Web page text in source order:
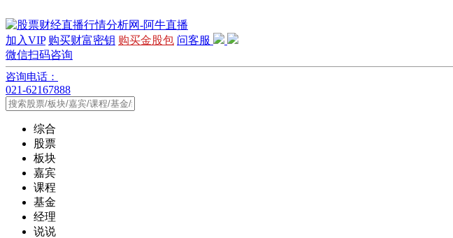
加入VIP 购买财富密钥 购买金股包 问客服
微信扫码咨询
咨询电话：
021-62167888
综合
股票
板块
嘉宾
课程
基金
经理
说说